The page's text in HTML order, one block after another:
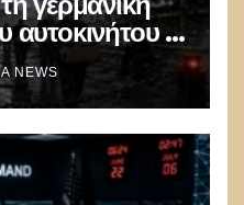
αυτοκινήτου –
λουκέτα και
NEWS